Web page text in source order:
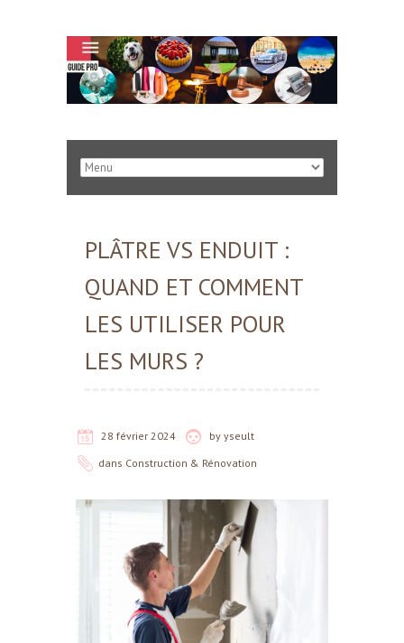
PLÂTRE VS ENDUIT :
QUAND ET COMMENT
LES UTILISER POUR
LES MURS ?
28 février 2024 by yseult
dans Construction & Rénovation